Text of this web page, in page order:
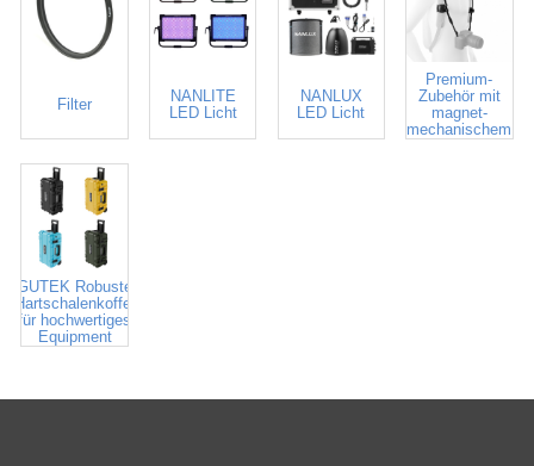
Filter
NANLITE
LED Licht
NANLUX
LED Licht
FIDLOCK
Premium-
Zubehör mit
magnet-
mechanischem
Verschluss
GUTEK Robuste
Hartschalenkoffer
für hochwertiges
Equipment